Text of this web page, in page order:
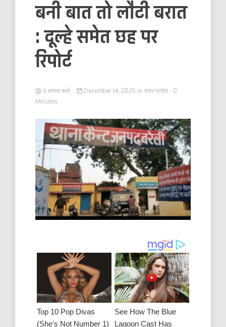
बनी बात तो लौटी बरात
: दूल्हे समेत छह पर
रिपोर्ट
पं.सत्यम शर्मा December 14, 2025 in उत्तर प्रदेश - 0
Minutes